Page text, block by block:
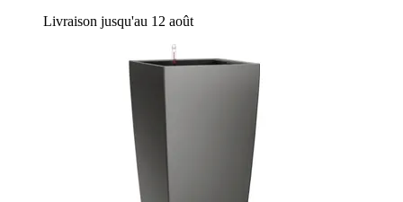
Livraison jusqu'au 12 août